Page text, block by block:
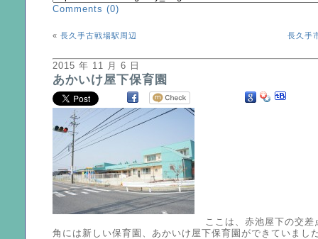
Comments (0)
« 長久手古戦場駅周辺 長久手
2015 年 11 月 6 日
あかいけ屋下保育園
ここは、赤池屋下の交差
角には新しい保育園、あかいけ屋下保育園ができていまし